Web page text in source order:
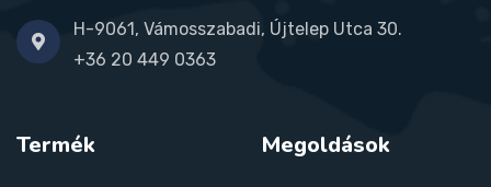
H-9061, Vámosszabadi, Újtelep Utca 30.
+36 20 449 0363
Termék Megoldások